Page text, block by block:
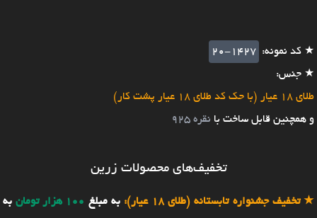
★ کد نمونه: 20-1427
★ جنس:
طلای 18 عیار (با حک کد طلای 18 عیار پشت کار)
و همچنین قابل ساخت با نقره 925
تخفیف‌های محصولات زرین
★تخفیف جشنواره تابستانه (طلای 18 عیار): به مبلغ 100 هزار تومان
به